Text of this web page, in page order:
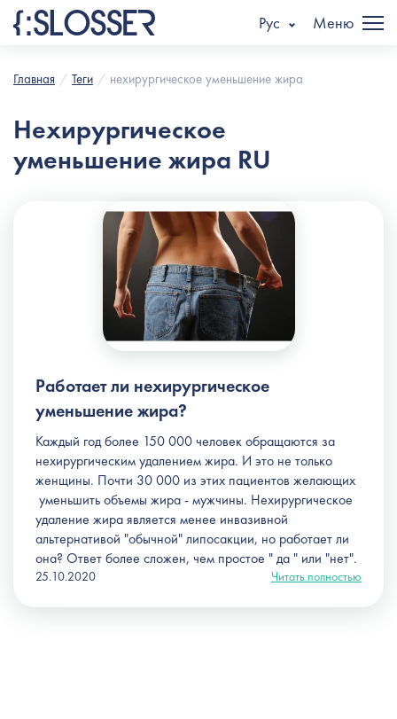
Рус Меню
Главная Теги нехирургическое уменьшение жира
Нехирургическое
уменьшение жира RU
Работает ли нехирургическое
уменьшение жира?
Каждый год более 150 000 человек обращаются за
нехирургическим удалением жира. И это не только
женщины. Почти 30 000 из этих пациентов желающих
уменьшить объемы жира - мужчины. Нехирургическое
удаление жира является менее инвазивной
альтернативой "обычной" липосакции, но работает ли
она? Ответ более сложен, чем простое " да " или "нет".
25.10.2020 Читать полностью